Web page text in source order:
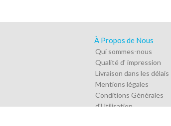
À Propos de Nous
Qui sommes-nous
Qualité d' impression
Livraison dans les délais
Mentions légales
Conditions Générales
d'Utilisation